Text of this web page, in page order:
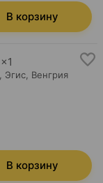
В корзину
×1
Эгис , Венгрия
В корзину